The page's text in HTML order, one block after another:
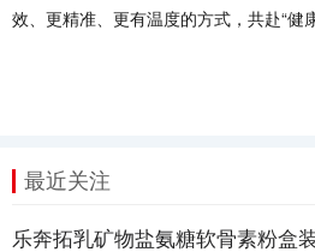
效、更精准、更有温度的方式，共赴“健
最近关注
乐奔拓乳矿物盐氨糖软骨素粉盒